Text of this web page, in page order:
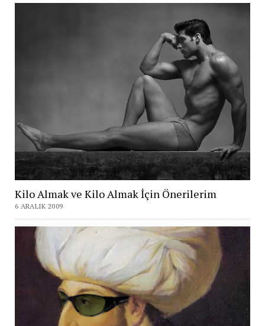
Kilo Almak ve Kilo Almak İçin Önerilerim
6 ARALIK 2009